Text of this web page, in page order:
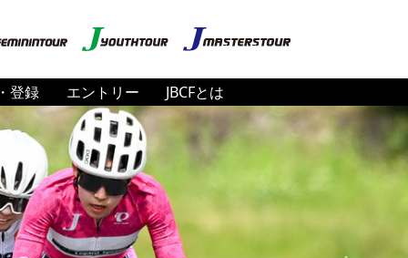
登録 エントリー JBCFとは